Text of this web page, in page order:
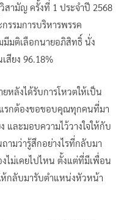
ามัญ ครั้งที่ 1 ประจำปี 2568
รรมการบริหารพรรค
มีมติเลือกนายอภิสิทธิ์​ นั่ง
สียง 96.18%
หลังได้รับการโหวตให้เป็น
รกต้องขอขอบคุณทุกคนที่มา
และมอบความไว้วางใจให้กับ
ามว่ารู้สึกอย่างไรที่กลับมา
ไม่เคยไปไหน ตั้งแต่ที่มีเพื่อน
กลับมารับตำแหน่งหัวหน้า